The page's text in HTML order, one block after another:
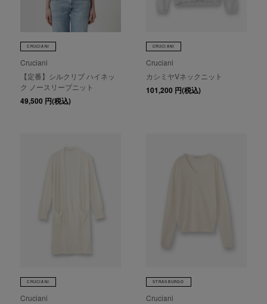
CRUCIANI
Cruciani
【定番】シルクリブ ハイネッ
ク ノースリーブニット
49,500 円(税込)
CRUCIANI
Cruciani
カシミヤVネックニット
101,200 円(税込)
CRUCIANI
Cruciani
STRASBURGO
Cruciani